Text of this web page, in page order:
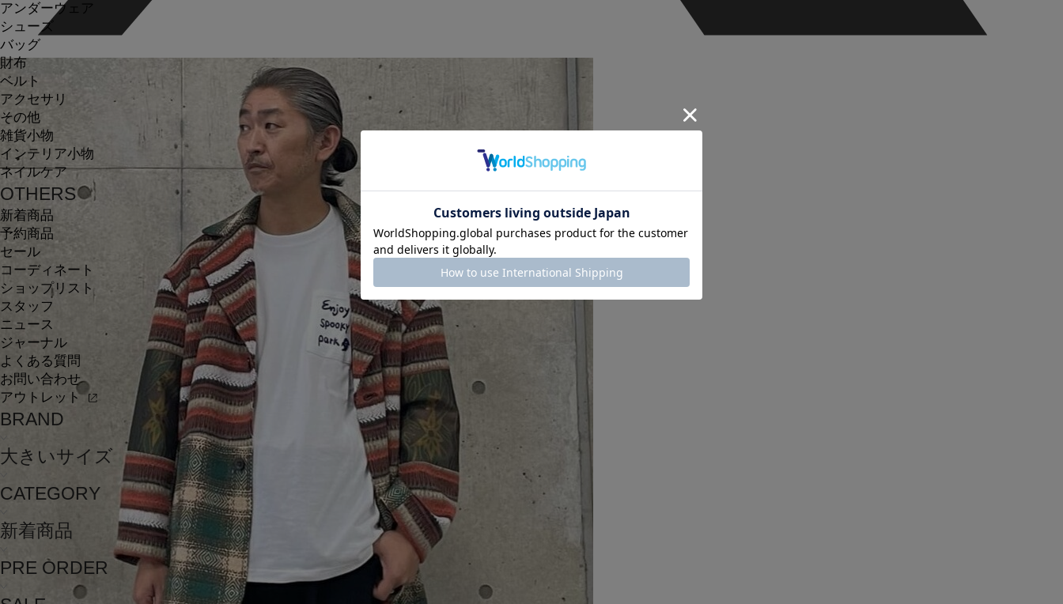
アンダーウェア
シューズ
バッグ
財布
ベルト
アクセサリ
その他
雑貨小物
インテリア小物
ネイルケア
OTHERS
新着商品
予約商品
セール
コーディネート
ショップリスト
スタッフ
ニュース
ジャーナル
よくある質問
お問い合わせ
アウトレット
BRAND
大きいサイズ
CATEGORY
新着商品
PRE ORDER